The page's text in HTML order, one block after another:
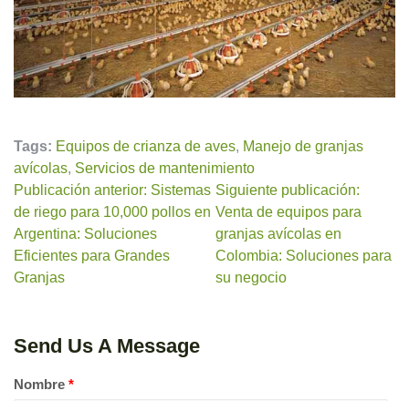
Tags: Equipos de crianza de aves, Manejo de granjas
avícolas, Servicios de mantenimiento
Publicación anterior: Sistemas
de riego para 10,000 pollos en
Argentina: Soluciones
Eficientes para Grandes
Granjas
Siguiente publicación:
Venta de equipos para
granjas avícolas en
Colombia: Soluciones para
su negocio
Send Us A Message
Nombre *